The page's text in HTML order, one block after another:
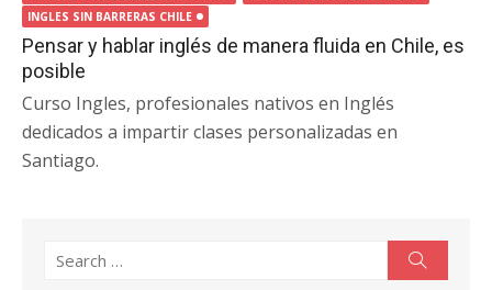
INGLES SIN BARRERAS CHILE
Pensar y hablar inglés de manera fluida en Chile, es
posible
Curso Ingles, profesionales nativos en Inglés
dedicados a impartir clases personalizadas en
Santiago.
for: